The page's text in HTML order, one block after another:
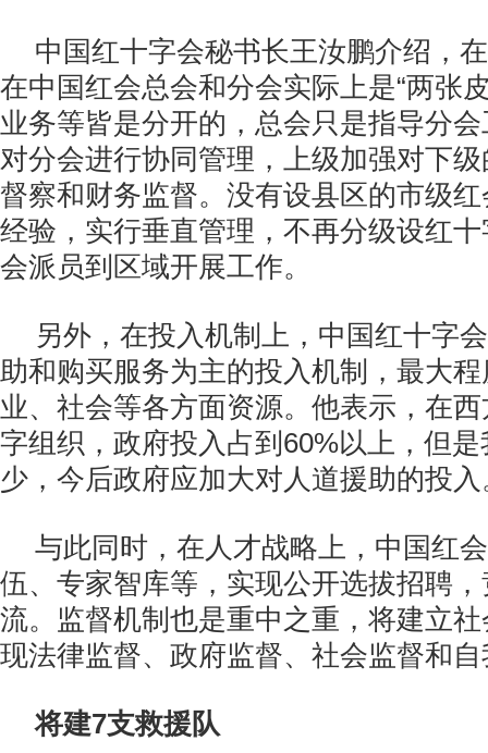
中国红十字会秘书长王汝鹏介绍，
在中国红会总会和分会实际上是“两张
业务等皆是分开的，总会只是指导分
对分会进行协同管理，上级加强对下
督察和财务监督。没有设县区的市级
经验，实行垂直管理，不再分级设红
会派员到区域开展工作。
另外，在投入机制上，中国红十字
助和购买服务为主的投入机制，最大
业、社会等各方面资源。他表示，在
字组织，政府投入占到60%以上，但
少，今后政府应加大对人道援助的投入
与此同时，在人才战略上，中国红
伍、专家智库等，实现公开选拔招聘
流。监督机制也是重中之重，将建立
现法律监督、政府监督、社会监督和
将建7支救援队